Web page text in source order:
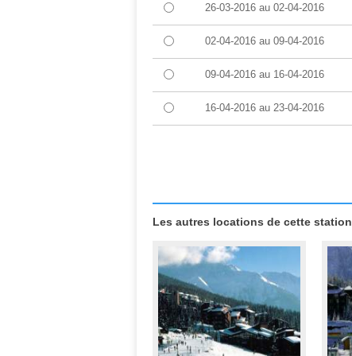
26-03-2016 au 02-04-2016
02-04-2016 au 09-04-2016
09-04-2016 au 16-04-2016
16-04-2016 au 23-04-2016
Les autres locations de cette station